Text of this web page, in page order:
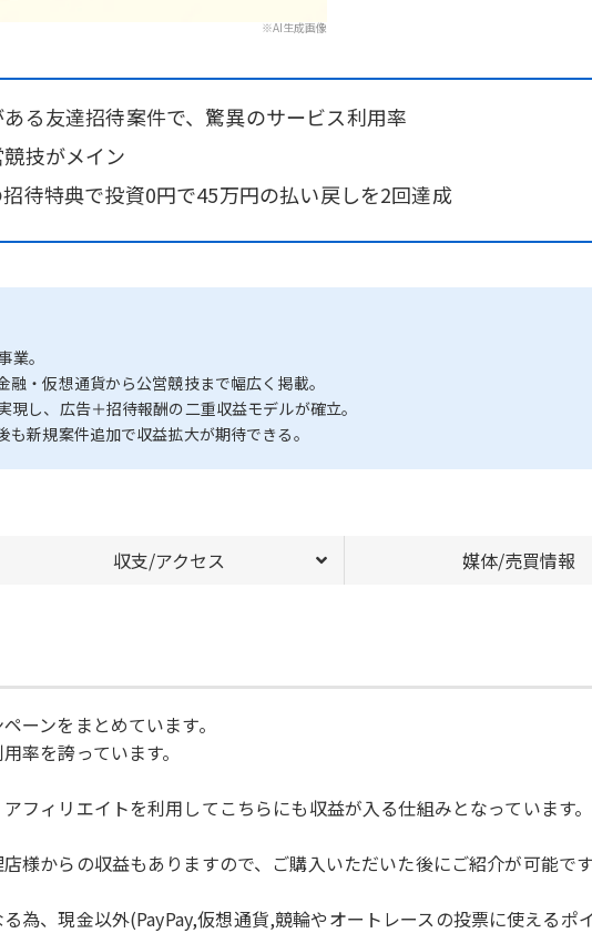
※AI生成画像
る友達招待案件で、驚異のサービス利用率
技がメイン
待特典で投資0円で45万円の払い戻しを2回達成
業。
・仮想通貨から公営競技まで幅広く掲載。
し、広告＋招待報酬の二重収益モデルが確立。
新規案件追加で収益拡大が期待できる。
収支/アクセス 媒体/売買情報
ーンをまとめています。
率を誇っています。
フィリエイトを利用してこちらにも収益が入る仕組みとなっています。
様からの収益もありますので、ご購入いただいた後にご紹介が可能です
為、現金以外(PayPay,仮想通貨,競輪やオートレースの投票に使えるポ